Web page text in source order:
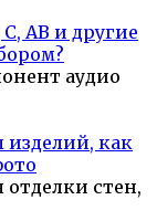
AB и другие
аудио
как
стен,